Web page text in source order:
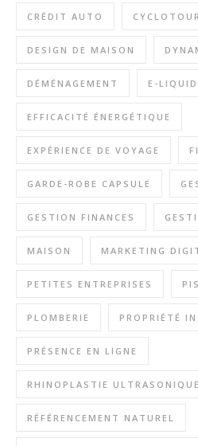
CRÉDIT AUTO
DESIGN DE MAISON
DÉMÉNAGEMENT E-
EFFICACITÉ ÉNERGÉTIQUE
EXPÉRIENCE DE VOYAGE
GARDE-ROBE CAPSULE
GESTION FINANCES
MAISON MARKETING
PETITES ENTREPRISES
PLOMBERIE PROPRIÉTÉ
PRÉSENCE EN LIGNE
RHINOPLASTIE ULTRASONIQUE
RÉFÉRENCEMENT NATUREL